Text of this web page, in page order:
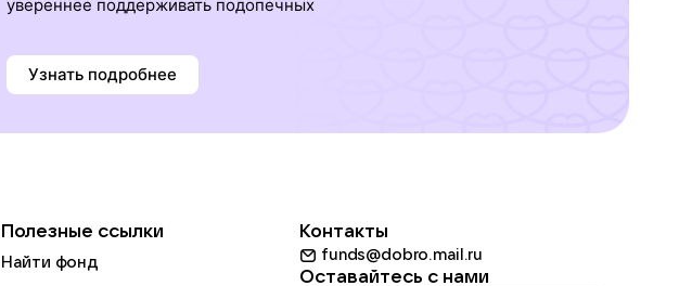
увереннее поддерживать подопечных
Узнать подробнее
Полезные ссылки
Найти фонд
Контакты
funds@dobro.mail.ru
Оставайтесь с нами